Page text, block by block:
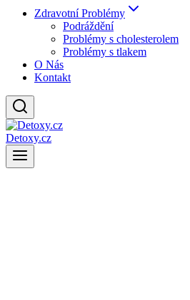
Zdravotní Problémy
Podráždění
Problémy s cholesterolem
Problémy s tlakem
O Nás
Kontakt
Detoxy.cz